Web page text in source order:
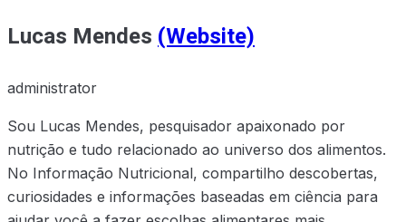
Lucas Mendes (Website)
administrator
Sou Lucas Mendes, pesquisador apaixonado por
nutrição e tudo relacionado ao universo dos alimentos.
No Informação Nutricional, compartilho descobertas,
curiosidades e informações baseadas em ciência para